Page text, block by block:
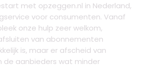
met opzeggen.nl in Nederland,
voor consumenten. Vanaf
onze hulp zeer welkom,
van abonnementen
is, maar er afscheid van
de aanbieders wat minder